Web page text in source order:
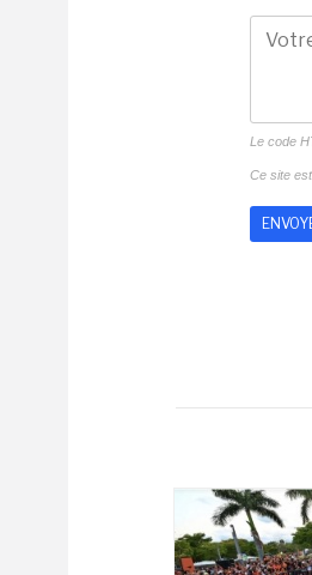
Le code
Ce site